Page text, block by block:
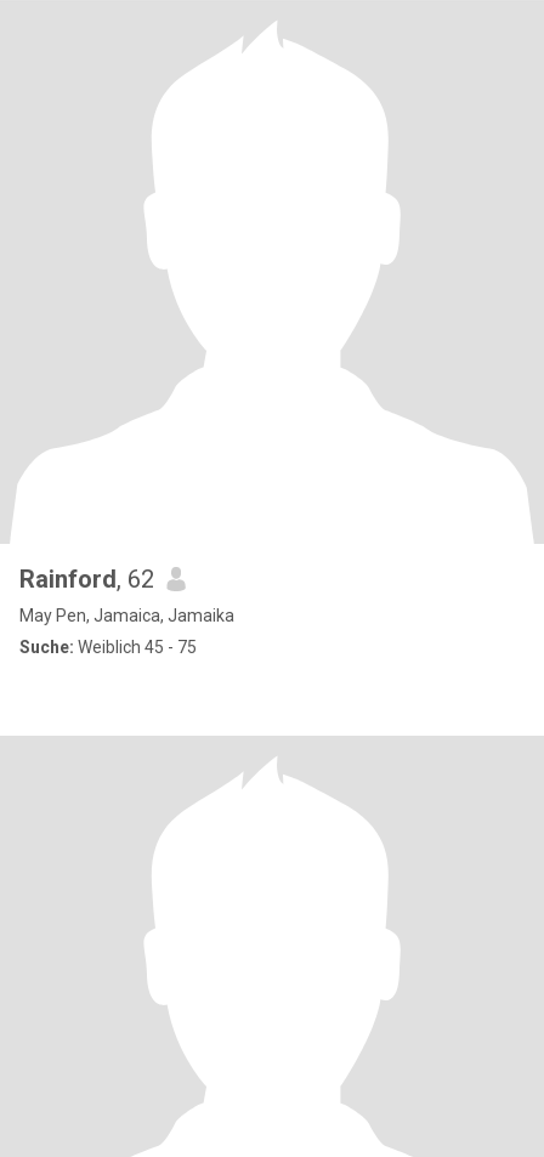
Rainford, 62
May Pen, Jamaica, Jamaika
Suche: Weiblich 45 - 75